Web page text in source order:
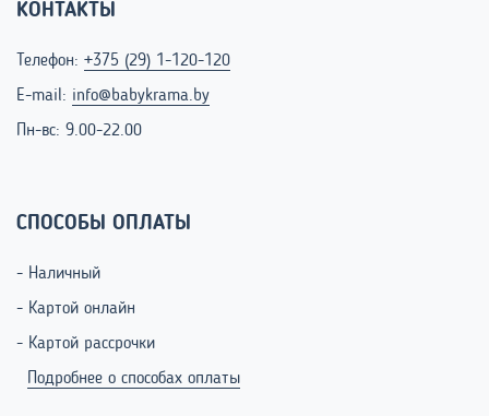
КОНТАКТЫ
Телефон: +375 (29) 1-120-120
E-mail: info@babykrama.by
Пн-вс: 9.00-22.00
СПОСОБЫ ОПЛАТЫ
- Наличный
- Картой онлайн
- Картой рассрочки
Подробнее о способах оплаты